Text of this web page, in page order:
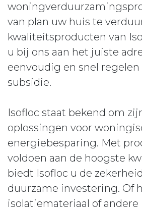
van plan uw huis te
kwaliteitsproducten van
u bij ons aan het juiste
eenvoudig en snel regelen
subsidie.
Isofloc staat bekend om
oplossingen voor
energiebesparing. Met
voldoen aan de hoogste
biedt Isofloc u de
duurzame investering. Of
isolatiemateriaal of andere